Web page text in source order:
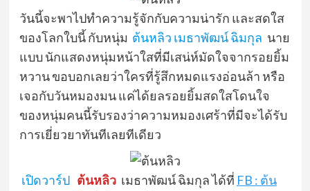
วันนี้จะพาไปทำความรู้จักกับความน่ารัก และสดใส
ของโลกใบนี้ กับหนุ่ม ต้นหลิว เมธาพัฒน์ ฉิมกุล นาย
แบบ นักแสดงหนุ่มหน้าใสที่มีเสน่ห์มัดใจจากรอยยิ้ม
หวาน ขอบอกเลยว่าใครที่รู้สึกหมดแรงอ่อนล้า หรือ
เจอกับวันหมองมน แค่ได้ยลรอยยิ้มสดใสโดนใจ
ของหนุ่มคนนี้รับรองว่าความหมองเศร้าที่มีจะได้รับ
การเยี่ยวยาทันทีเลยทีเดียว
เปิดวาร์ป ต้นหลิว เมธาพัฒน์ ฉิมกุล ได้ที่ FB : ต้น